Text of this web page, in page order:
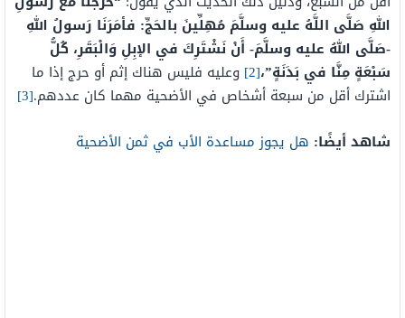
اللهِ صَلَّى اللَّهُ عليه وسلَّمَ مُهِلِّينَ بالحَجِّ: فأمَرَنَا رَسولُ اللهِ
-صَلَّى اللهُ عليه وسلَّمَ- أَنْ نَشْتَرِكَ في الإبِلِ وَالْبَقَرِ، كُلُّ
سَبْعَةٍ مِنَّا في بَدَنَةٍ”،[2]
وعليه فليس هناك إثم أو حرج إذا ما
اشترك أقل من سبعة أشخاص في الأضحية مهما كان عددهم.[3]
شاهد أيضًا: هل يجوز مساعدة الأب في ثمن الأضحية